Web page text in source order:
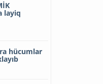
layiq
hücumlar